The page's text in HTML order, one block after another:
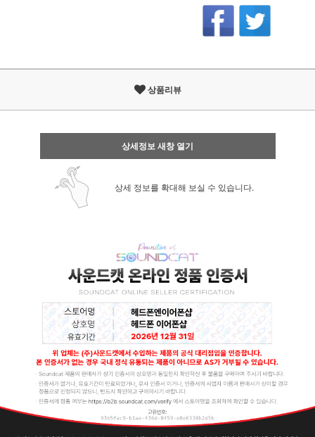
상품리뷰
상세정보 새창 열기
상세 정보를 확대해 보실 수 있습니다.